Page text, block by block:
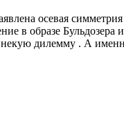
осевая
в образе
некую дилемму . А